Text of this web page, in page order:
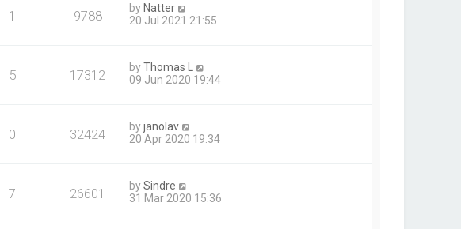
1 9788 by Natter
20 Jul 2021 21:55
5 17312 byThomas L
09 Jun 2020 19:44
0 32424 byjanolav
20 Apr 2020 19:34
7 26601 bySindre
31 Mar 2020 15:36